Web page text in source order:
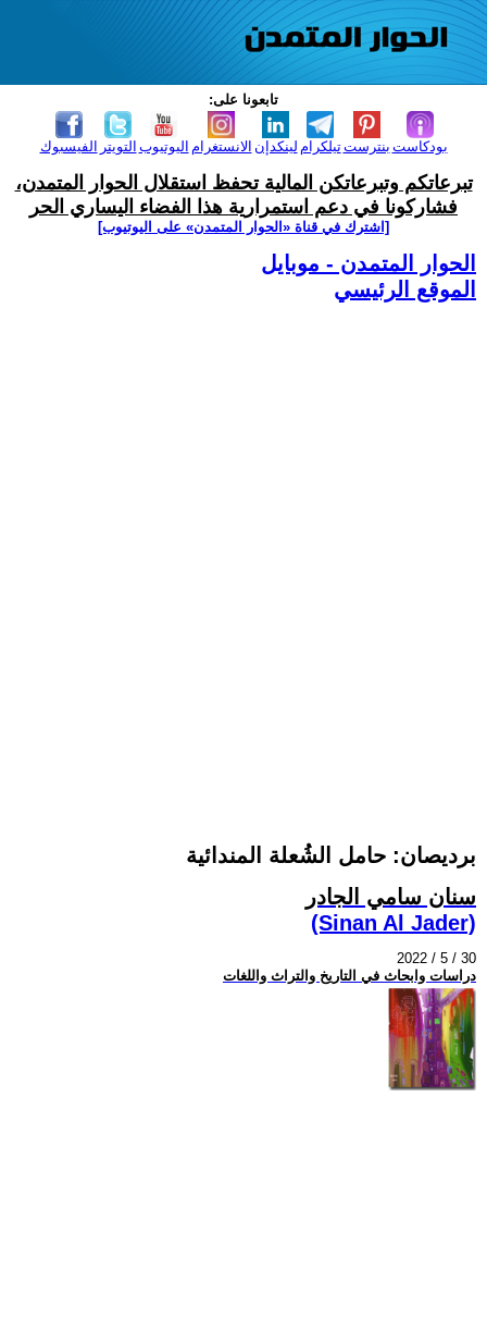
تابعونا على:
الفيسبوك التويتر اليوتيوب الانستغرام لينكدإن تيلكرامبنترست بودكاست
تبرعاتكم وتبرعاتكن المالية تحفظ استقلال الحوار المتمدن،
فشاركونا في دعم استمرارية هذا الفضاء اليساري الحر
[اشترك في قناة ‫«الحوار المتمدن» على اليوتيوب]
الحوار المتمدن - موبايل
الموقع الرئيسي
برديصان: حامل الشُعلة المندائية
سنان سامي الجادر
(Sinan Al Jader)
2022 / 5 / 30
دراسات وابحاث في التاريخ والتراث واللغات